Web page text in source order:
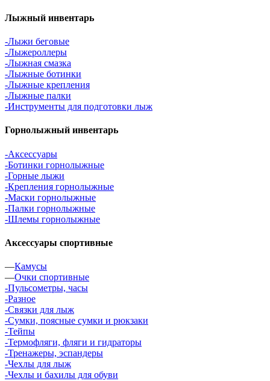
Лыжный инвентарь
-Лыжи беговые
-Лыжероллеры
-Лыжная смазка
-Лыжные ботинки
-Лыжные крепления
-Лыжные палки
-Инструменты для подготовки лыж
Горнолыжный инвентарь
-Аксессуары
-Ботинки горнолыжные
-Горные лыжи
-Крепления горнолыжные
-Маски горнолыжные
-Палки горнолыжные
-Шлемы горнолыжные
Аксессуары спортивные
—Камусы
—Очки спортивные
-Пульсометры, часы
-Разное
-Связки для лыж
-Сумки, поясные сумки и рюкзаки
-Тейпы
-Термофляги, фляги и гидраторы
-Тренажеры, эспандеры
-Чехлы для лыж
-Чехлы и бахилы для обуви